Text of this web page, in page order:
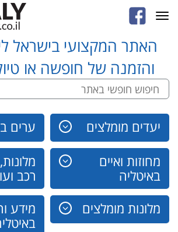
האתר המקצועי בישראל
והזמנה של חופשה או
יעדים מומלצים ערים
מחוזות ואיים
באיטליה
רכב
מלונות מומלצים
מידע
Toggle
navigation